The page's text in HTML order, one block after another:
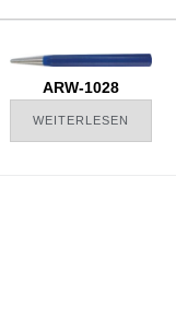
ARW-1028
WEITERLESEN